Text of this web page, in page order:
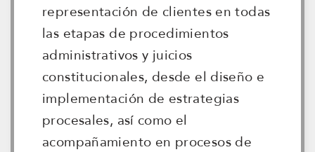
representación de clientes en todas
las etapas de procedimientos
administrativos y juicios
constitucionales, desde el diseño e
implementación de estrategias
procesales, así como el
acompañamiento en procesos de